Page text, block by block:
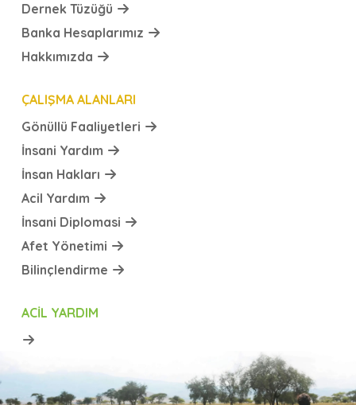
Dernek Tüzüğü
Banka Hesaplarımız
Hakkımızda
ÇALIŞMA ALANLARI
Gönüllü Faaliyetleri
İnsani Yardım
İnsan Hakları
Acil Yardım
İnsani Diplomasi
Afet Yönetimi
Bilinçlendirme
ACIL YARDIM